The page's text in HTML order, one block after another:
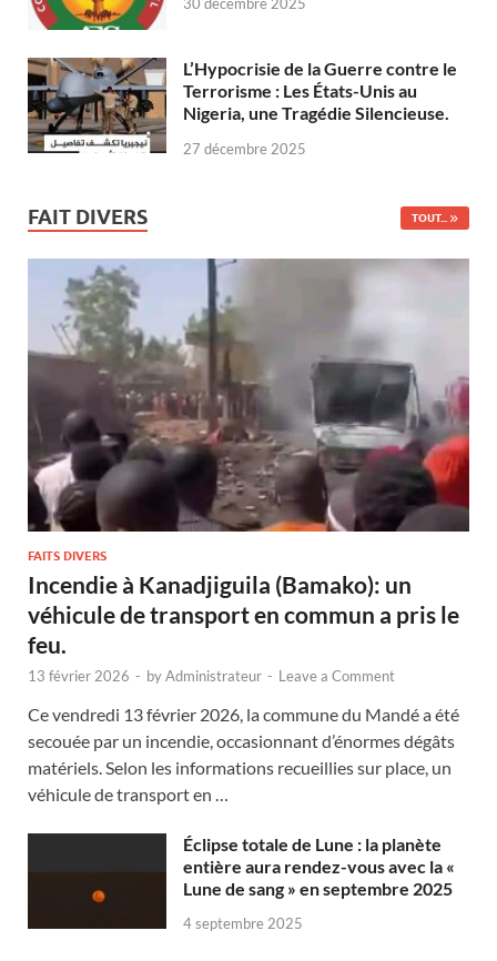
L’Hypocrisie de la Guerre contre le
Terrorisme : Les États-Unis au
Nigeria, une Tragédie Silencieuse.
27 décembre 2025
FAIT DIVERS TOUT...
FAITS DIVERS
Incendie à Kanadjiguila (Bamako): un
véhicule de transport en commun a pris le
feu.
13 février 2026 - byAdministrateur - Leave a Comment
Ce vendredi 13 février 2026, la commune du Mandé a été
secouée par un incendie, occasionnant d’énormes dégâts
matériels. Selon les informations recueillies sur place, un
véhicule de transport en …
Éclipse totale de Lune : la planète
entière aura rendez-vous avec la «
Lune de sang » en septembre 2025
4 septembre 2025